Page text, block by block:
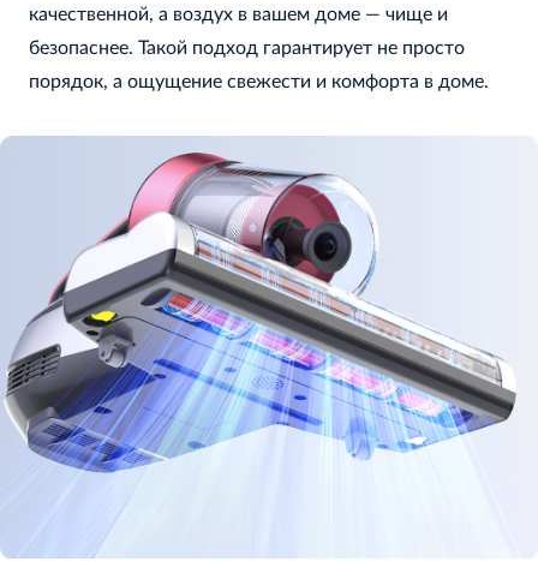
качественной, а воздух в вашем доме — чище и
безопаснее. Такой подход гарантирует не просто
порядок, а ощущение свежести и комфорта в доме.